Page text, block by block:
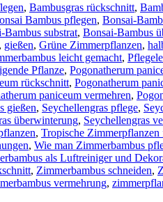
, Bambusgras rückschnitt,
Bambus pflegen, Bonsai-
Bambus substrat, Bonsai-Bambus
, gießen, Grüne Zimmerpflanzen,
leicht gemacht,
Pflanze, Pogonatherum
rückschnitt, Pogonatherum
paniceum vermehren,
gießen, Seychellengras pflege,
überwinterung, Seychellengras
, Tropische Zimmerpflanzen
, Wie man Zimmerbambus
als Luftreiniger und
, Zimmerbambus schneiden,
vermehrung,